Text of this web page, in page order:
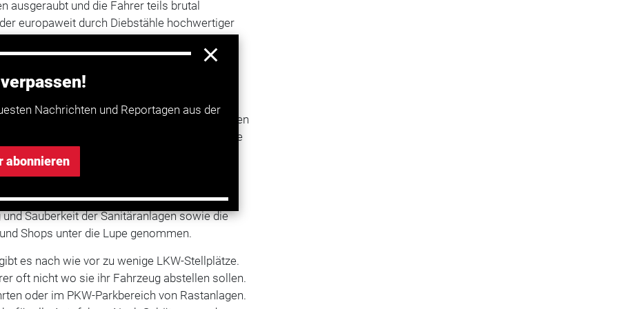
Nachrichten und Reportagen aus der
abonnieren
ausgeraubt und die Fahrer teils brutal
europaweit durch Diebstähle hochwertiger
derzeit auf mehr als acht Milliarden Euro.
Anlagen wie die europäischen Testsieger
nahe Dover in England und Autoparco
Gardasee betrachtet werden. Sie verfügen
Stellplätze. Ein- und Ausfahrten
Dazu kommen zahlreiche Dienstleitungen, wie
für Ersatzteile.
sich auf die Kategorien Sicherheit und
wurden beim Service unter
Sauberkeit der Sanitäranlagen sowie die
Shops unter die Lupe genommen.
es nach wie vor zu wenige LKW-Stellplätze.
oft nicht wo sie ihr Fahrzeug abstellen sollen.
oder im PKW-Parkbereich von Rastanlagen.